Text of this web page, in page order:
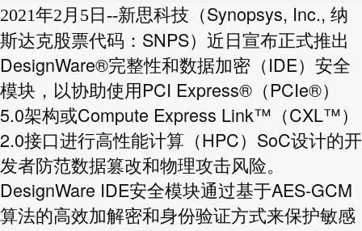
2021年2月5日--新思科技（Synopsys, Inc., 纳
斯达克股票代码：SNPS）近日宣布正式推出
DesignWare®完整性和数据加密（IDE）安全
模块，以协助使用PCI Express®（PCIe®）
5.0架构或Compute Express Link™（CXL™）
2.0接口进行高性能计算（HPC）SoC设计的开
发者防范数据篡改和物理攻击风险。
DesignWare IDE安全模块通过基于AES-GCM
算法的高效加解密和身份验证方式来保护敏感